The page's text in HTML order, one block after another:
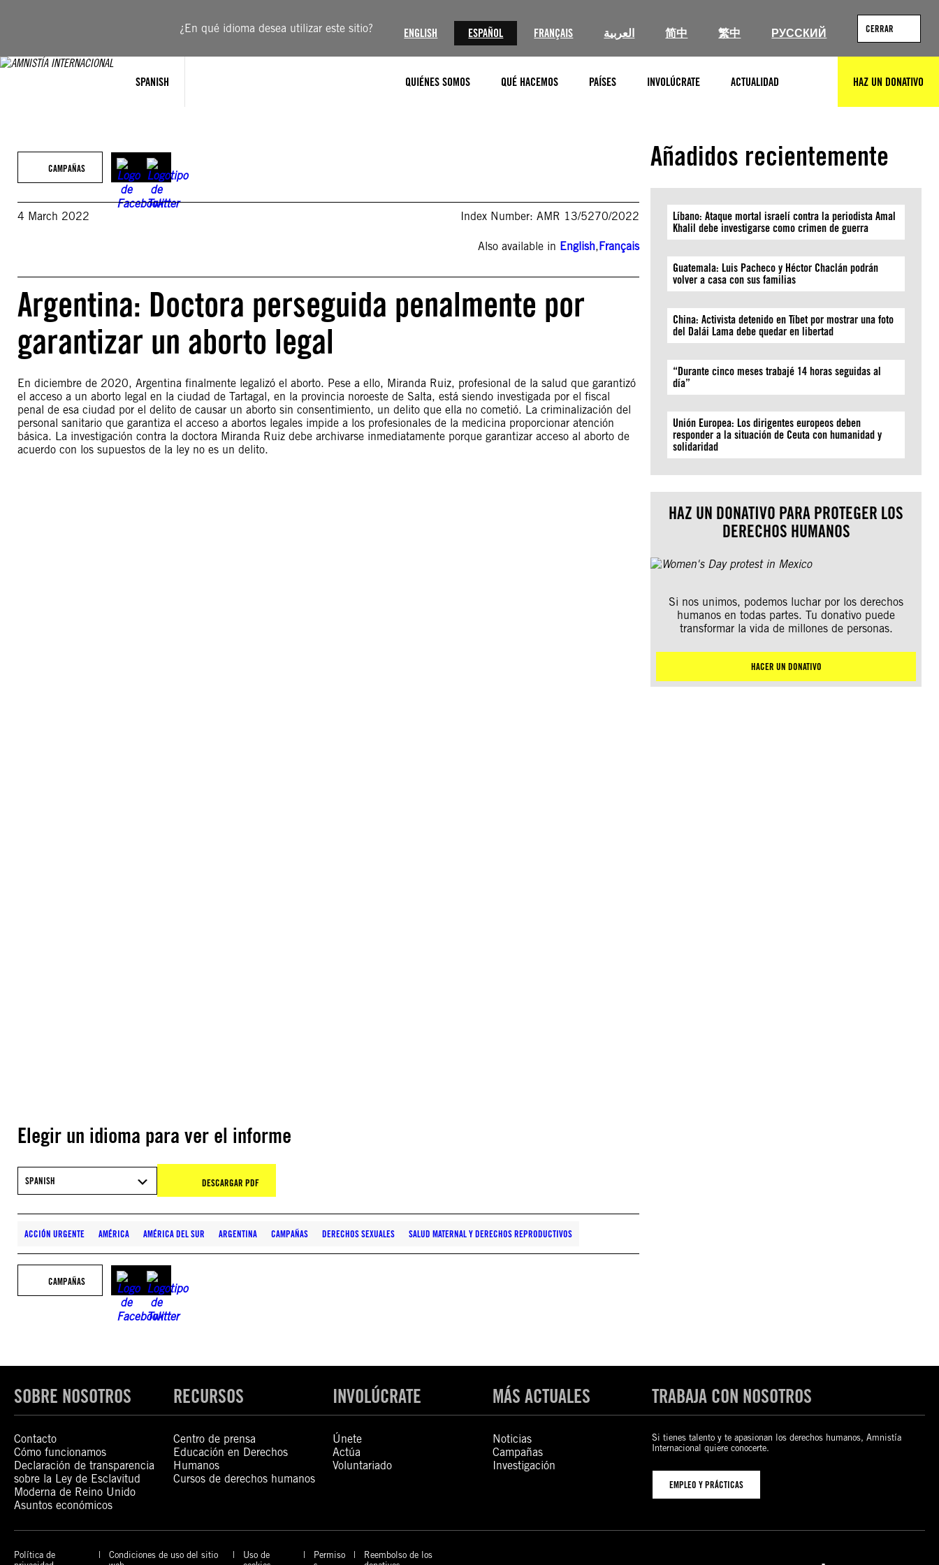
¿En qué idioma desea utilizar este sitio? ENGLISH ESPAÑOL FRANÇAIS العربية 简中 繁中 РУССКИЙ CERRAR
SPANISH QUIÉNES SOMOS QUÉ HACEMOS PAÍSES INVOLÚCRATE ACTUALIDAD HAZ UN DONATIVO
CAMPAÑAS
4 March 2022 Index Number: AMR 13/5270/2022
Also available in English,Français
Argentina: Doctora perseguida penalmente por
garantizar un aborto legal
En diciembre de 2020, Argentina finalmente legalizó el aborto. Pese a ello, Miranda Ruiz, profesional de la salud que garantizó
el acceso a un aborto legal en la ciudad de Tartagal, en la provincia noroeste de Salta, está siendo investigada por el fiscal
penal de esa ciudad por el delito de causar un aborto sin consentimiento, un delito que ella no cometió. La criminalización del
personal sanitario que garantiza el acceso a abortos legales impide a los profesionales de la medicina proporcionar atención
básica. La investigación contra la doctora Miranda Ruiz debe archivarse inmediatamente porque garantizar acceso al aborto de
acuerdo con los supuestos de la ley no es un delito.
Elegir un idioma para ver el informe
SPANISH DESCARGAR PDF
ACCIÓN URGENTE AMÉRICA AMÉRICA DEL SUR ARGENTINA CAMPAÑAS DERECHOS SEXUALES SALUD MATERNAL Y DERECHOS REPRODUCTIVOS
CAMPAÑAS
Añadidos recientemente
Líbano: Ataque mortal israelí contra la periodista Amal
Khalil debe investigarse como crimen de guerra
Guatemala: Luis Pacheco y Héctor Chaclán podrán
volver a casa con sus familias
China: Activista detenido en Tíbet por mostrar una foto
del Dalái Lama debe quedar en libertad
“Durante cinco meses trabajé 14 horas seguidas al
día”
Unión Europea: Los dirigentes europeos deben
responder a la situación de Ceuta con humanidad y
solidaridad
HAZ UN DONATIVO PARA PROTEGER LOS
DERECHOS HUMANOS
Si nos unimos, podemos luchar por los derechos
humanos en todas partes. Tu donativo puede
transformar la vida de millones de personas.
HACER UN DONATIVO
SOBRE NOSOTROS
Contacto
Cómo funcionamos
Declaración de transparencia
sobre la Ley de Esclavitud
Moderna de Reino Unido
Asuntos económicos
RECURSOS
Centro de prensa
Educación en Derechos
Humanos
Cursos de derechos humanos
INVOLÚCRATE
Únete
Actúa
Voluntariado
MÁS ACTUALES
Noticias
Campañas
Investigación
TRABAJA CON NOSOTROS
Si tienes talento y te apasionan los derechos humanos, Amnistía
Internacional quiere conocerte.
EMPLEO Y PRÁCTICAS
Política de
Condiciones de uso del sitio
Uso de
Permiso
Reembolso de los